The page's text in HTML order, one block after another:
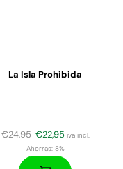
La Isla Prohibida
€24,95 €22,95 iva incl.
Ahorras:8%